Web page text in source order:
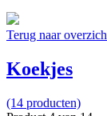
Terug naar
Koekjes
(14 producten)